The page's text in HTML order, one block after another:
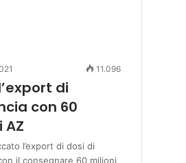
11.096
di
con 60
AZ
l’export di dosi di
il consegnare 60 milioni